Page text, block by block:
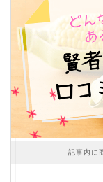
記事内に